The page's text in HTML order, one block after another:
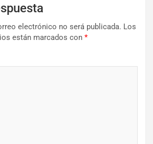
electrónico no será publicada. Los
están marcados con *